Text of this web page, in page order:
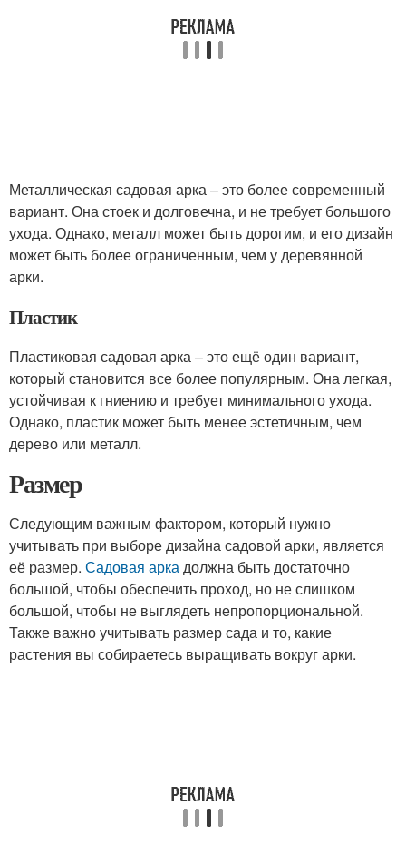
Металлическая садовая арка – это более современный
вариант. Она стоек и долговечна, и не требует большого
ухода. Однако, металл может быть дорогим, и его дизайн
может быть более ограниченным, чем у деревянной
арки.
Пластик
Пластиковая садовая арка – это ещё один вариант,
который становится все более популярным. Она легкая,
устойчивая к гниению и требует минимального ухода.
Однако, пластик может быть менее эстетичным, чем
дерево или металл.
Размер
Следующим важным фактором, который нужно
учитывать при выборе дизайна садовой арки, является
её размер. Садовая аркадолжна быть достаточно
большой, чтобы обеспечить проход, но не слишком
большой, чтобы не выглядеть непропорциональной.
Также важно учитывать размер сада и то, какие
растения вы собираетесь выращивать вокруг арки.